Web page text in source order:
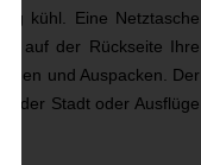
kühl. Eine Netztasche
auf der Rückseite Ihre
und Auspacken. Der
der Stadt oder Ausflüge